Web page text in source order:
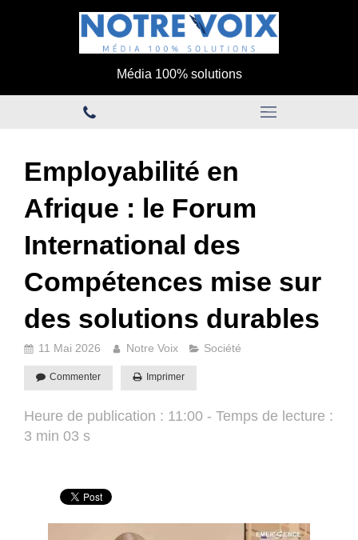
Média 100% solutions
Employabilité en
Afrique : le Forum
International des
Compétences mise sur
des solutions durables
11 Mai 2026 Notre Voix Société
Commenter Imprimer
Heure de publication : 11:00 - Temps de lecture :
3 min 03 s